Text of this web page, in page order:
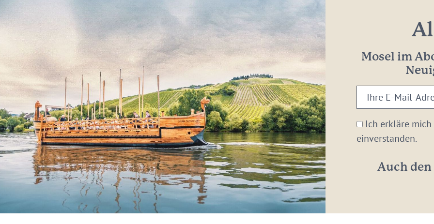
Mosel im
Ihre
E-
Mail-
Adresse:
Ich erkläre
einverstanden.
Auch den